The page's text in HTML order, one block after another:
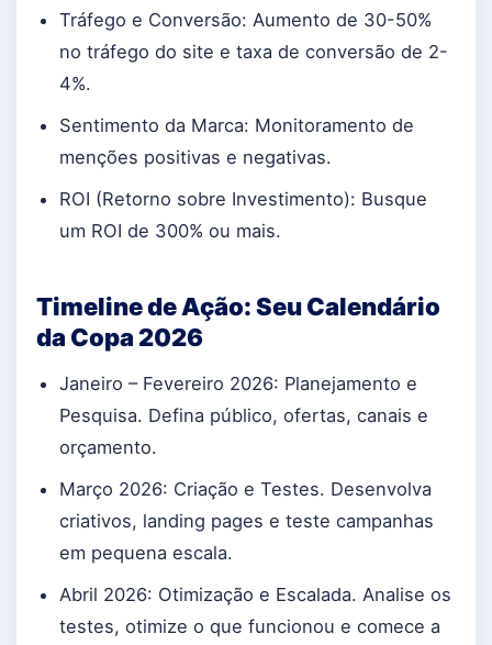
Tráfego e Conversão: Aumento de 30-50%
no tráfego do site e taxa de conversão de 2-
4%.
Sentimento da Marca: Monitoramento de
menções positivas e negativas.
ROI (Retorno sobre Investimento): Busque
um ROI de 300% ou mais.
Timeline de Ação: Seu Calendário
da Copa 2026
Janeiro – Fevereiro 2026: Planejamento e
Pesquisa. Defina público, ofertas, canais e
orçamento.
Março 2026: Criação e Testes. Desenvolva
criativos, landing pages e teste campanhas
em pequena escala.
Abril 2026: Otimização e Escalada. Analise os
testes, otimize o que funcionou e comece a